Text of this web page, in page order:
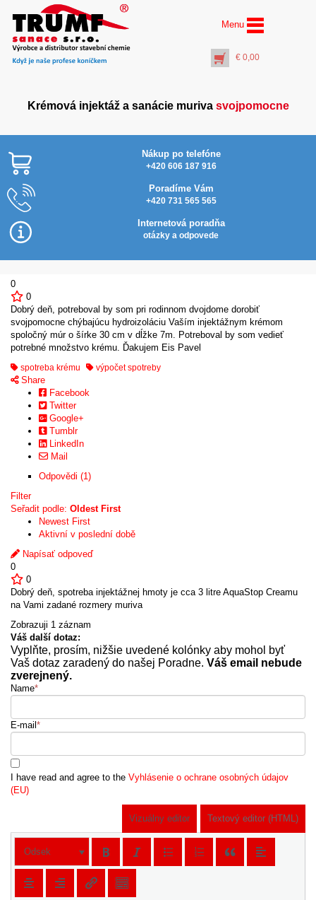
Menu
€ 0,00
Krémová injektáž a sanácie muriva svojpomocne
Nákup po telefóne
+420 606 187 916
Poradíme Vám
+420 731 565 565
Internetová poradňa
otázky a odpovede
0
0
Dobrý deň, potreboval by som pri rodinnom dvojdome dorobiť
svojpomocne chýbajúcu hydroizoláciu Vaším injektážnym krémom
spoločný múr o šírke 30 cm v dĺžke 7m. Potreboval by som vedieť
potrebné množstvo krému. Ďakujem Eis Pavel
spotreba krému výpočet spotreby
Share
Facebook
Twitter
Google+
Tumblr
LinkedIn
Mail
Odpovědi (1)
Filter
Seřadit podle: Oldest First
Newest First
Aktivní v poslední době
Napísať odpoveď
0
0
Dobrý deň, spotreba injektážnej hmoty je cca 3 litre AquaStop Creamu
na Vami zadané rozmery muriva
Zobrazuji 1 záznam
Váš další dotaz:
Vyplňte, prosím, nižšie uvedené kolónky aby mohol byť
Vaš dotaz zaradený do našej Poradne. Váš email nebude
zverejnený.
Name*
E-mail *
I have read and agree to the Vyhlásenie o ochrane osobných údajov
(EU)
Vizuálny editor Textový editor (HTML)
Odsek
PROFI Prostrekovač
vrtov+rúrka 100 cm (k
aplikácii Inject
Activator)
€20,00